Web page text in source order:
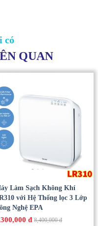
có
QUAN
Làm Sạch Không Khí
với Hệ Thống lọc 3 Lớp
Nghệ EPA
đ 8,400,000 đ